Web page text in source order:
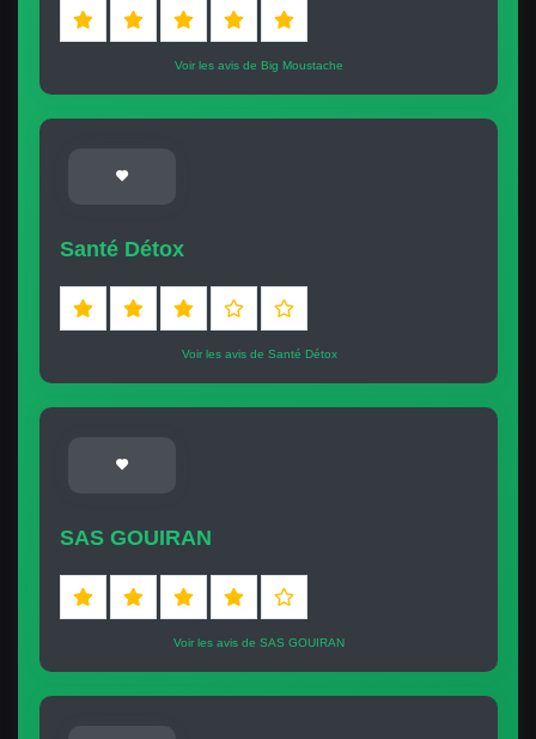
Voir les avis de Big Moustache
Santé Détox
Voir les avis de Santé Détox
SAS GOUIRAN
Voir les avis de SAS GOUIRAN